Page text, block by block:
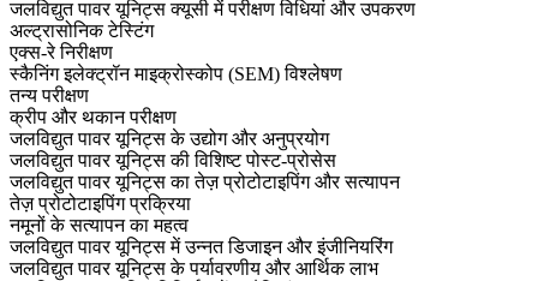
जलविद्युत पावर यूनिट्स क्यूसी में परीक्षण विधियां और उपकरण
अल्ट्रासोनिक टेस्टिंग
एक्स-रे निरीक्षण
स्कैनिंग इलेक्ट्रॉन माइक्रोस्कोप (SEM) विश्लेषण
तन्य परीक्षण
क्रीप और थकान परीक्षण
जलविद्युत पावर यूनिट्स के उद्योग और अनुप्रयोग
जलविद्युत पावर यूनिट्स की विशिष्ट पोस्ट-प्रोसेस
जलविद्युत पावर यूनिट्स का तेज़ प्रोटोटाइपिंग और सत्यापन
तेज़ प्रोटोटाइपिंग प्रक्रिया
नमूनों के सत्यापन का महत्व
जलविद्युत पावर यूनिट्स में उन्नत डिजाइन और इंजीनियरिंग
जलविद्युत पावर यूनिट्स के पर्यावरणीय और आर्थिक लाभ